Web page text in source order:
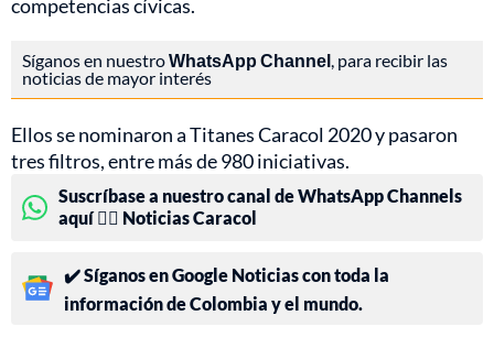
competencias cívicas.
Síganos en nuestroWhatsApp Channel , para recibir las
noticias de mayor interés
Ellos se nominaron a Titanes Caracol 2020 y pasaron
tres filtros, entre más de 980 iniciativas.
Suscríbase a nuestro canal de WhatsApp Channels
aquí 👉🏻 Noticias Caracol
✔️ Síganos en Google Noticias con toda la
información de Colombia y el mundo.